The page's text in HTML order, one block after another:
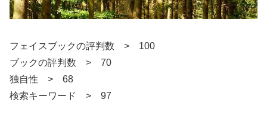
フェイスブックの評判数 > 100
ブックの評判数 > 70
独自性 > 68
検索キーワード > 97